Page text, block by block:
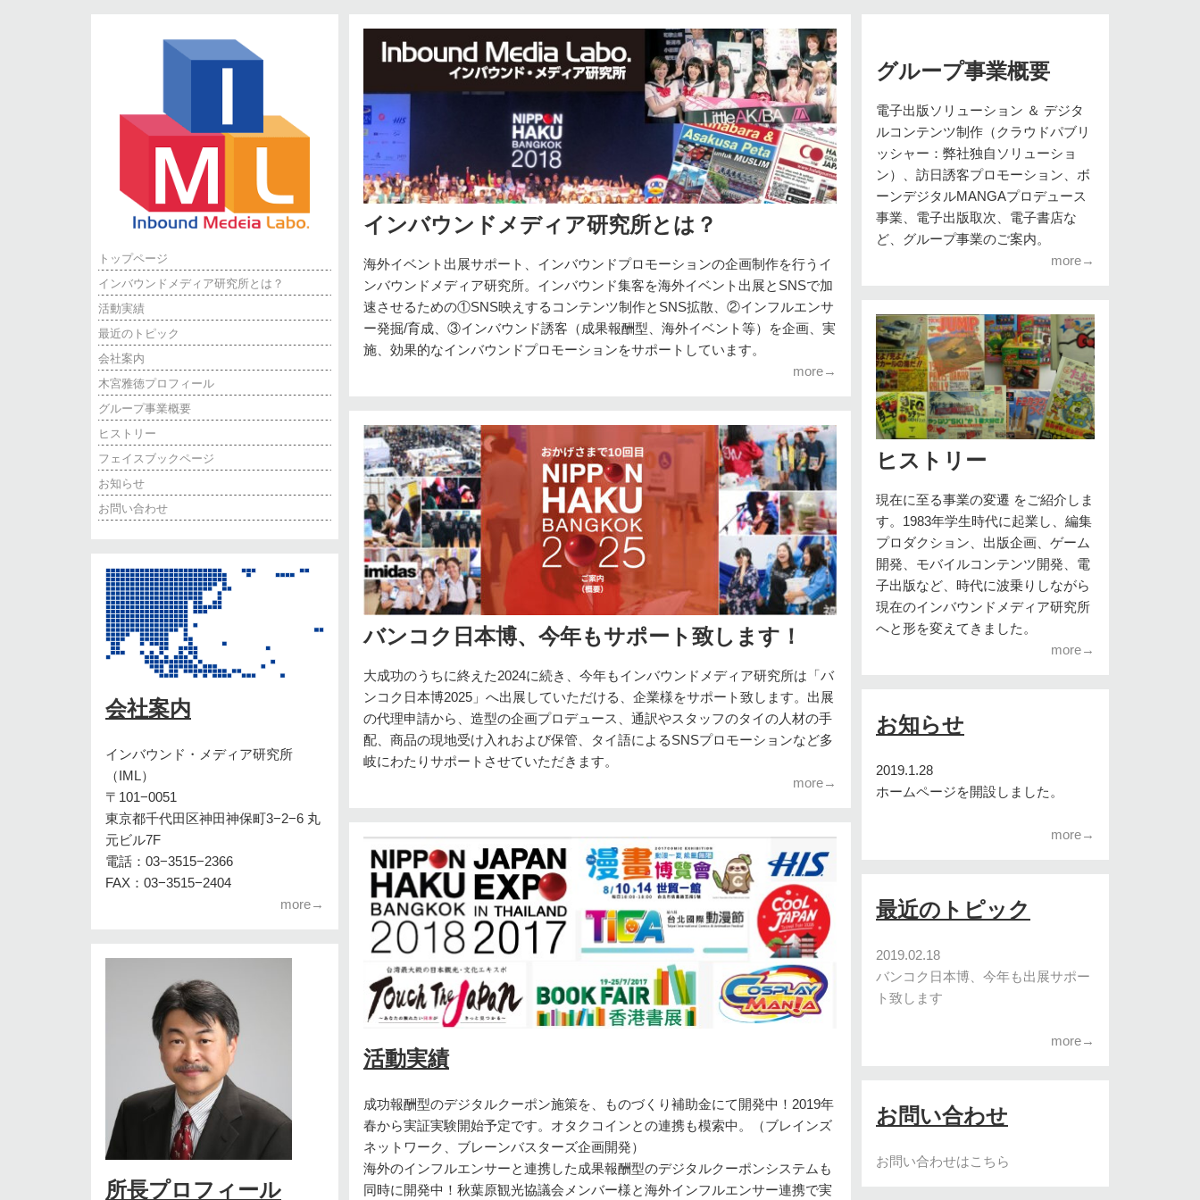
トップページ
インバウンドメディア研究所とは？
活動実績
最近のトピック
会社案内
木宮雅徳プロフィール
グループ事業概要
ヒストリー
フェイスブックページ
お知らせ
お問い合わせ
会社案内
インバウンド・メディア研究所
（IML）
〒101−0051
東京都千代田区神田神保町3−2−6 丸
元ビル7F
電話：03−3515−2366
FAX：03−3515−2404
more→
所長プロフィール
インバウンドメディア研究所とは？
海外イベント出展サポート、インバウンドプロモーションの企画制作を行うイ
ンバウンドメディア研究所。インバウンド集客を海外イベント出展とSNSで加
速させるための①SNS映えするコンテンツ制作とSNS拡散、②インフルエンサ
ー発掘/育成、③インバウンド誘客（成果報酬型、海外イベント等）を企画、実
施、効果的なインバウンドプロモーションをサポートしています。
more→
バンコク日本博、今年もサポート致します！
大成功のうちに終えた2024に続き、今年もインバウンドメディア研究所は「バ
ンコク日本博2025」へ出展していただける、企業様をサポート致します。出展
の代理申請から、造型の企画プロデュース、通訳やスタッフのタイの人材の手
配、商品の現地受け入れおよび保管、タイ語によるSNSプロモーションなど多
岐にわたりサポートさせていただきます。
more→
活動実績
成功報酬型のデジタルクーポン施策を、ものづくり補助金にて開発中！2019年
春から実証実験開始予定です。オタクコインとの連携も模索中。（ブレインズ
ネットワーク、ブレーンバスターズ企画開発）
海外のインフルエンサーと連携した成果報酬型のデジタルクーポンシステムも
同時に開発中！秋葉原観光協議会メンバー様と海外インフルエンサー連携で実
グループ事業概要
電子出版ソリューション ＆ デジタ
ルコンテンツ制作（クラウドパブリ
ッシャー：弊社独自ソリューショ
ン）、訪日誘客プロモーション、ボ
ーンデジタルMANGAプロデュース
事業、電子出版取次、電子書店な
ど、グループ事業のご案内。
more→
ヒストリー
現在に至る事業の変遷 をご紹介しま
す。1983年学生時代に起業し、編集
プロダクション、出版企画、ゲーム
開発、モバイルコンテンツ開発、電
子出版など、時代に波乗りしながら
現在のインバウンドメディア研究所
へと形を変えてきました。
more→
お知らせ
2019.1.28
ホームページを開設しました。
more→
最近のトピック
2019.02.18
バンコク日本博、今年も出展サポー
ト致します
more→
お問い合わせ
お問い合わせはこちら